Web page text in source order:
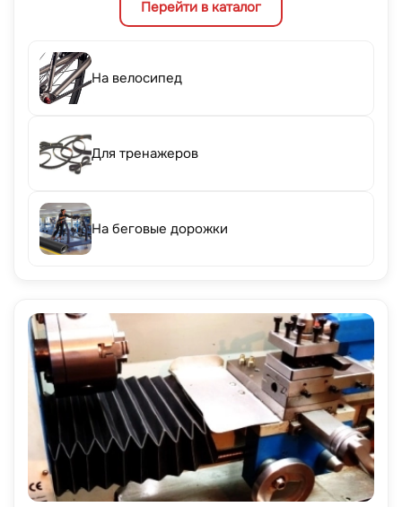
Перейти в каталог
На велосипед
Для тренажеров
На беговые дорожки